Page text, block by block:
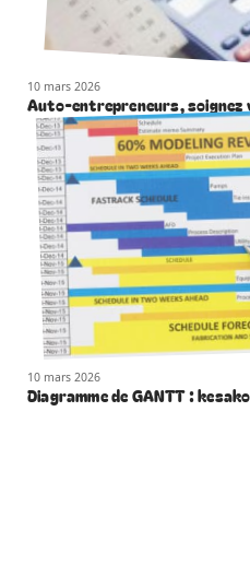
10 mars 2026
Auto-entrepreneurs, soignez
10 mars 2026
Diagramme de GANTT :